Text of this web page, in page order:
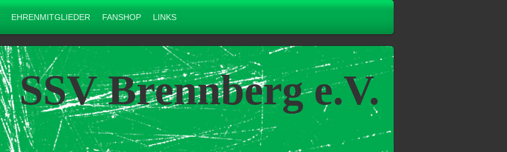
EHRENMITGLIEDER FANSHOP LINKS
SSV Brennberg e.V.